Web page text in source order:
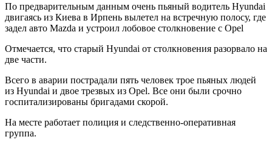
По предварительным данным очень пьяный водитель Hyundai
двигаясь из Киева в Ирпень вылетел на встречную полосу, где
задел авто Mazda и устроил лобовое столкновение с Opel
Отмечается, что старый Hyundai от столкновения разорвало на
две части.
Всего в аварии пострадали пять человек трое пьяных людей
из Hyundai и двое трезвых из Opel. Все они были срочно
госпитализированы бригадами скорой.
На месте работает полиция и следственно-оперативная
группа.